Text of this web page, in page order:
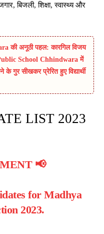
बिजली, शिक्षा, स्वास्थ्य और
की अनूठी पहल: कारगिल विजय
School Chhindwara में
के गुर सीखकर प्रेरित हुए विद्यार्थी
LIST 2023
📢
for Madhya
2023.